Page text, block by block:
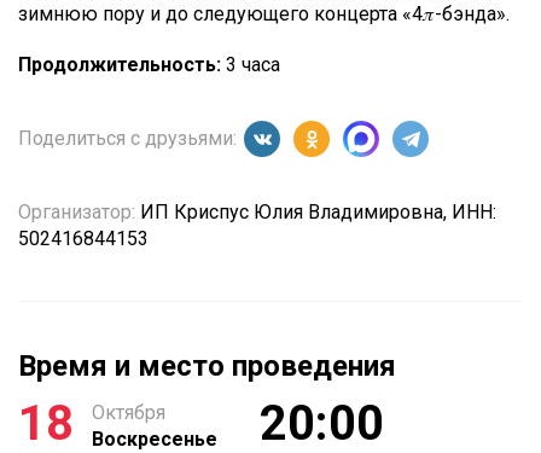
зимнюю пору и до следующего концерта «4𝜋-бэнда».
Продолжительность: 3 часа
Поделиться с друзьями:
Организатор: ИП Криспус Юлия Владимировна, ИНН:
502416844153
Время и место проведения
18
Октября
Воскресенье
20:00